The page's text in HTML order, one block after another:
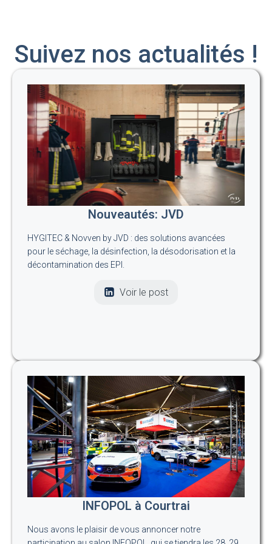
Suivez nos actualités !
Nouveautés: JVD
HYGITEC & Novven by JVD : des solutions avancées
pour le séchage, la désinfection, la désodorisation et la
décontamination des EPI.
Voir le post
INFOPOL à Courtrai
Nous avons le plaisir de vous annoncer notre